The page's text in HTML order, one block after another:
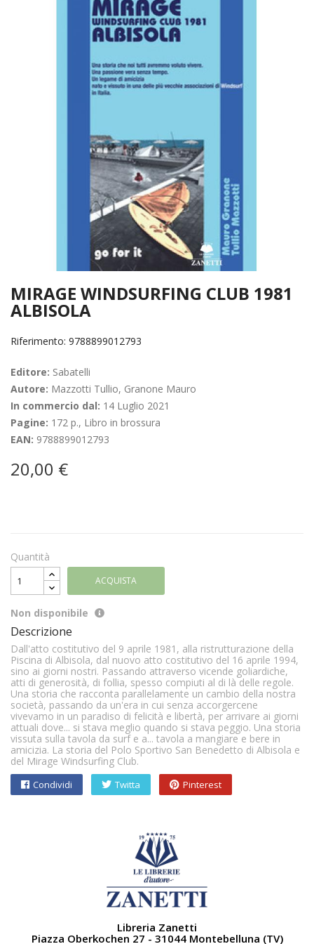
MIRAGE WINDSURFING CLUB 1981
ALBISOLA
Riferimento: 9788899012793
Editore: Sabatelli
Autore: Mazzotti Tullio, Granone Mauro
In commercio dal: 14 Luglio 2021
Pagine: 172 p., Libro in brossura
EAN: 9788899012793
20,00 €
Quantità
ACQUISTA
Non disponibile
Descrizione
Dall'atto costitutivo del 9 aprile 1981, alla ristrutturazione della
Piscina di Albisola, dal nuovo atto costitutivo del 16 aprile 1994,
sino ai giorni nostri. Passando attraverso vicende goliardiche,
atti di generosità, di follia, spesso compiuti al di là delle regole.
Una storia che racconta parallelamente un cambio della nostra
società, passando da un'era in cui senza accorgercene
vivevamo in un paradiso di felicità e libertà, per arrivare ai giorni
attuali dove... si stava meglio quando si stava peggio. Una storia
vissuta sulla tavola da surf e a... tavola a mangiare e bere in
amicizia. La storia del Polo Sportivo San Benedetto di Albisola e
del Mirage Windsurfing Club.
Condividi Twitta Pinterest
Libreria Zanetti
Piazza Oberkochen 27 - 31044 Montebelluna (TV)